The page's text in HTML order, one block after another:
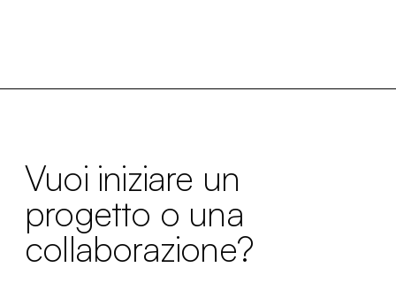
Vuoi iniziare un
progetto o una
collaborazione?